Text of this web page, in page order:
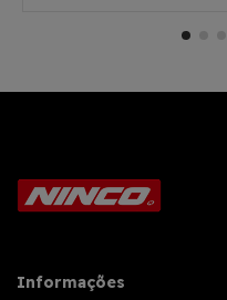
Informações